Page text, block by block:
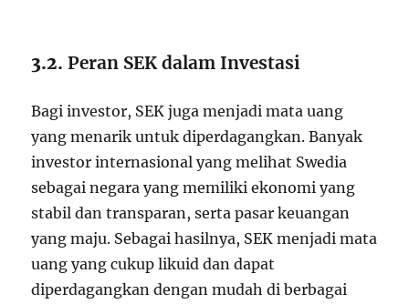
3.2.Peran SEK dalam Investasi
Bagi investor, SEK juga menjadi mata uang
yang menarik untuk diperdagangkan. Banyak
investor internasional yang melihat Swedia
sebagai negara yang memiliki ekonomi yang
stabil dan transparan, serta pasar keuangan
yang maju. Sebagai hasilnya, SEK menjadi mata
uang yang cukup likuid dan dapat
diperdagangkan dengan mudah di berbagai